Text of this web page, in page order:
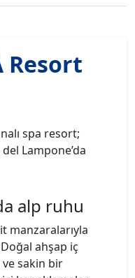
Resort
spa resort;
Lampone’da
alp ruhu
manzaralarıyla
ahşap iç
sakin bir